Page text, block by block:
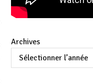
Archives